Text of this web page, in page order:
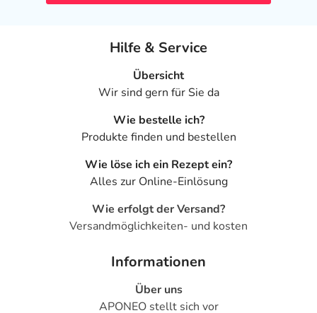
Hilfe & Service
Übersicht
Wir sind gern für Sie da
Wie bestelle ich?
Produkte finden und bestellen
Wie löse ich ein Rezept ein?
Alles zur Online-Einlösung
Wie erfolgt der Versand?
Versandmöglichkeiten- und kosten
Informationen
Über uns
APONEO stellt sich vor